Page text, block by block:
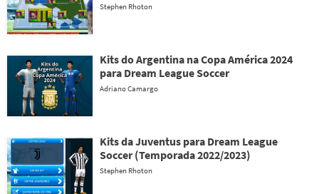
Stephen Rhoton
Kits do Argentina na Copa América 2024
para Dream League Soccer
Adriano Camargo
Kits da Juventus para Dream League
Soccer (Temporada 2022/2023)
Stephen Rhoton